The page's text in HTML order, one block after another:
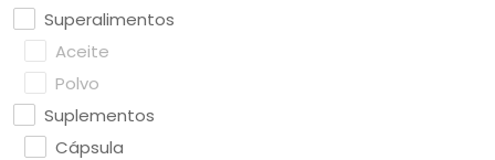
Superalimentos
Aceite
Polvo
Suplementos
Cápsula